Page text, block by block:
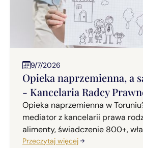
9/7/2026
Opieka naprzemienna, a
- Kancelaria Radcy
Opieka naprzemienna w
mediator z kancelarii prawa
alimenty, świadczenie 800+,
rodzicielska?
Przeczytaj więcej